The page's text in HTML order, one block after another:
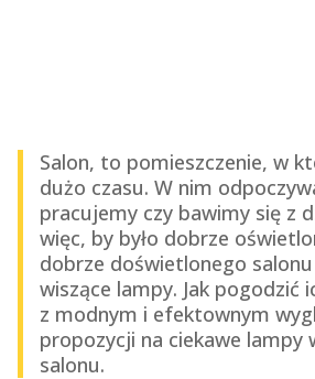
Salon, to pomieszczenie, w
dużo czasu. W nim
pracujemy czy bawimy się z
więc, by było dobrze
dobrze doświetlonego
wiszące lampy. Jak pogodzić
z modnym i efektownym
propozycji na ciekawe lampy
salonu.